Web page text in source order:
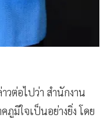
วต่อไปว่า สำนักงาน
มิใจเป็นอย่างยิ่ง โดย